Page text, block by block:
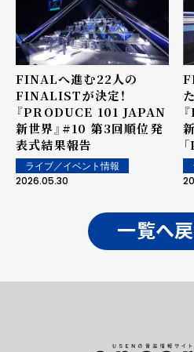
FINALへ進む22人の
FINALISTが決定！
『PRODUCE 101 JAPAN
新世界』#10 第3回順位発
表式結果報告
ライブ／イベント情報
2026.05.30
一覧へ